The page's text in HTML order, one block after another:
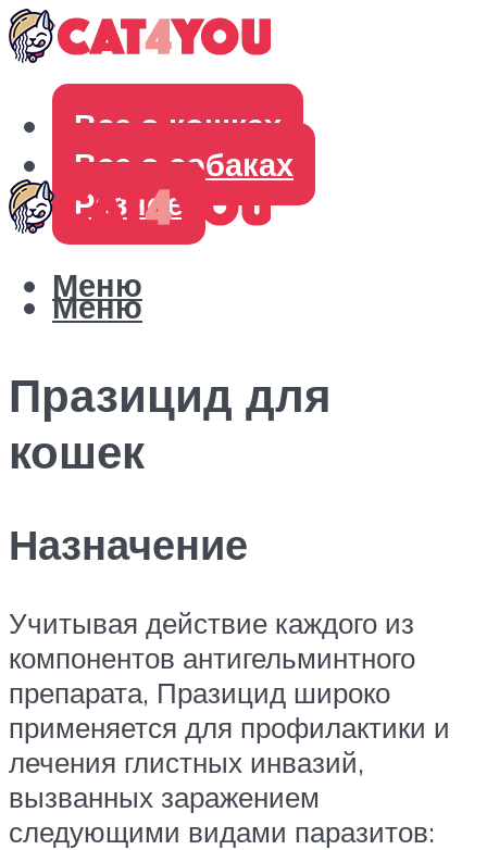
Все о кошках
Все о собаках
Разное
Меню
Меню
Празицид для
кошек
Назначение
Учитывая действие каждого из
компонентов антигельминтного
препарата, Празицид широко
применяется для профилактики и
лечения глистных инвазий,
вызванных заражением
следующими видами паразитов: